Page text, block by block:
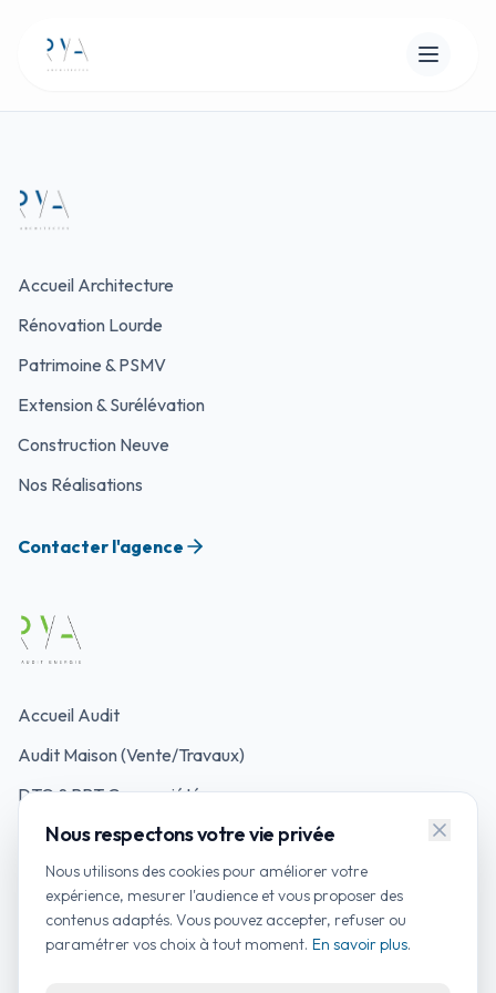
Accueil Architecture
Rénovation Lourde
Patrimoine & PSMV
Extension & Surélévation
Construction Neuve
Nos Réalisations
Contacter l'agence
Accueil Audit
Audit Maison (Vente/Travaux)
DTG & PPT Copropriété
Mon Accompagnateur Rénov'
Simulateurs d'Aides
Contacter un auditeur
Nous respectons votre vie privée
Nous utilisons des cookies pour améliorer votre
expérience, mesurer l'audience et vous proposer des
contenus adaptés. Vous pouvez accepter, refuser ou
paramétrer vos choix à tout moment. En savoir plus.